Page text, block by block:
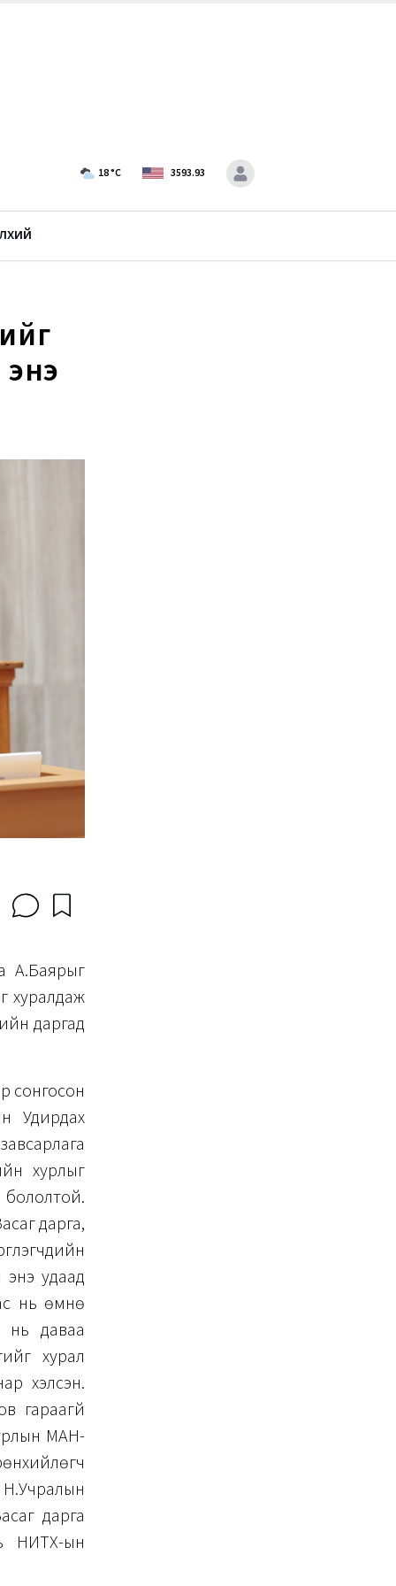
18°C 3593.93
А.Баярыг
хуралдаж
даргад
сонгосон
Удирдах
хурлыг
дарга,
удаад
нь өмнө
нь даваа
хурал
хэлсэн.
гараагүй
МАН-
Н.Учралын
дарга
НИТХ-ын